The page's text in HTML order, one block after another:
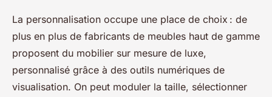
La personnalisation occupe une place de choix : de
plus en plus de fabricants de meubles haut de gamme
proposent du mobilier sur mesure de luxe,
personnalisé grâce à des outils numériques de
visualisation. On peut moduler la taille, sélectionner